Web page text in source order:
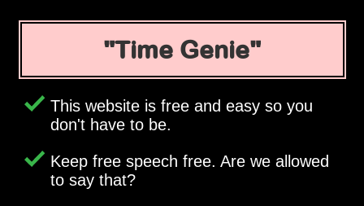
Time Genie
This website is free and easy so you
don't have to be.
Keep free speech free. Are we allowed
to say that?